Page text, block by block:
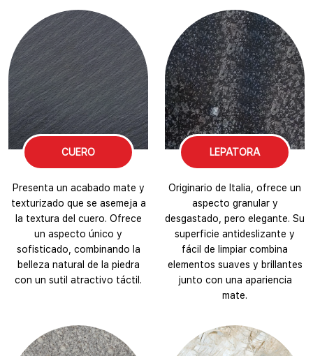
CUERO
Presenta un acabado mate y
texturizado que se asemeja a
la textura del cuero. Ofrece
un aspecto único y
sofisticado, combinando la
belleza natural de la piedra
con un sutil atractivo táctil.
LEPATORA
Originario de Italia, ofrece un
aspecto granular y
desgastado, pero elegante. Su
superficie antideslizante y
fácil de limpiar combina
elementos suaves y brillantes
junto con una apariencia
mate.